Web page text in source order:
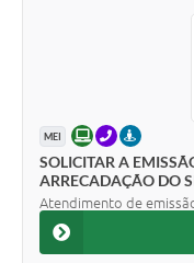
MEI ONLINETELEFONE
SOLICITAR A
ARRECADAÇÃO DO
Atendimento de